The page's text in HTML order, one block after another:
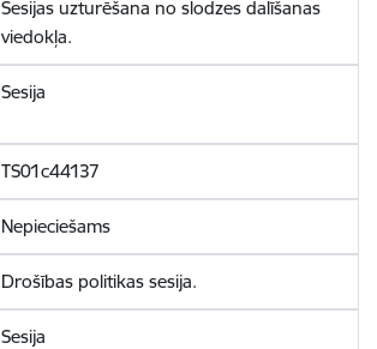
Sesijas uzturēšana no slodzes dalīšanas
viedokļa.
Sesija
TS01c44137
Nepieciešams
Drošības politikas sesija.
Sesija